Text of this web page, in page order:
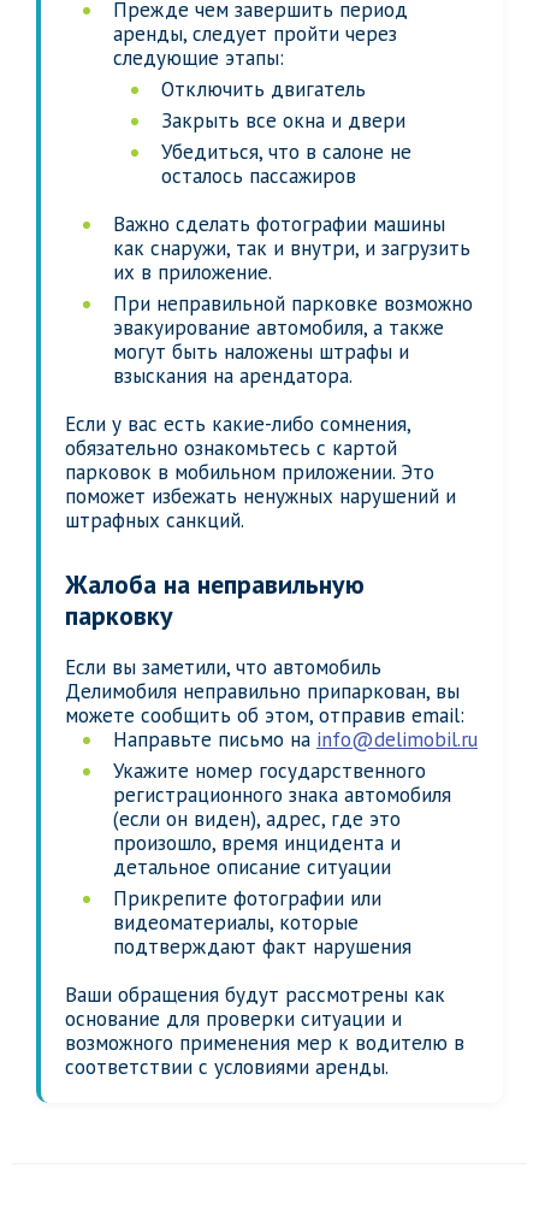
Прежде чем завершить период
аренды, следует пройти через
следующие этапы:
Отключить двигатель
Закрыть все окна и двери
Убедиться, что в салоне не
осталось пассажиров
Важно сделать фотографии машины
как снаружи, так и внутри, и загрузить
их в приложение.
При неправильной парковке возможно
эвакуирование автомобиля, а также
могут быть наложены штрафы и
взыскания на арендатора.
Если у вас есть какие-либо сомнения,
обязательно ознакомьтесь с картой
парковок в мобильном приложении. Это
поможет избежать ненужных нарушений и
штрафных санкций.
Жалоба на неправильную
парковку
Если вы заметили, что автомобиль
Делимобиля неправильно припаркован, вы
можете сообщить об этом, отправив email:
Направьте письмо на info@delimobil.ru
Укажите номер государственного
регистрационного знака автомобиля
(если он виден), адрес, где это
произошло, время инцидента и
детальное описание ситуации
Прикрепите фотографии или
видеоматериалы, которые
подтверждают факт нарушения
Ваши обращения будут рассмотрены как
основание для проверки ситуации и
возможного применения мер к водителю в
соответствии с условиями аренды.